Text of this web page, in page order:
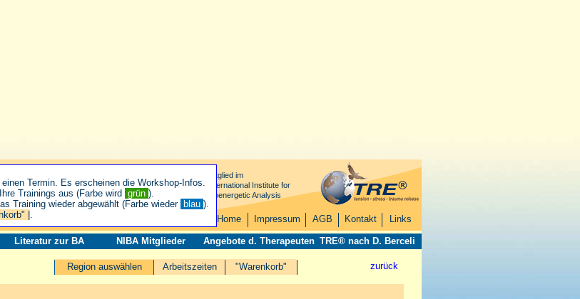
Mitglied im
International Institute for
Bioenergetic Analysis
Home Impressum AGB Kontakt Links
Literatur zur BA NIBA Mitglieder Angebote d. Therapeuten TRE® nach D. Berceli
zurück
Arbeitszeiten "Warenkorb"
Region auswählen
einen Termin. Es erscheinen die Workshop-Infos.
Trainings aus (Farbe wird grün ).
Training wieder abgewählt (Farbe wieder blau ).
| .